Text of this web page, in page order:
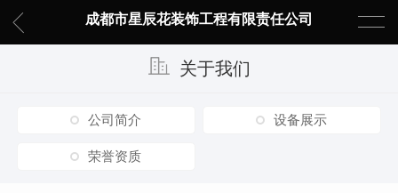
成都市星辰花装饰工程有限责任公司
关于我们
公司简介 设备展示
荣誉资质